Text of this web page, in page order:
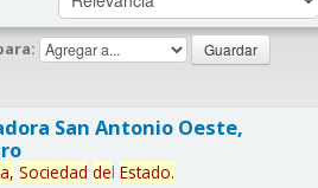
San Antonio Oeste,
Sociedad del Estado.